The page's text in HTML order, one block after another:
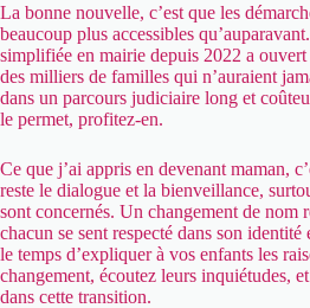
La bonne nouvelle, c’est que les
beaucoup plus accessibles
simplifiée en mairie depuis 2022 a ouvert
des milliers de familles qui n’auraient
dans un parcours judiciaire long et
le permet, profitez-en.
Ce que j’ai appris en devenant maman,
reste le dialogue et la bienveillance,
sont concernés. Un changement de nom
chacun se sent respecté dans son identité
le temps d’expliquer à vos enfants les
changement, écoutez leurs inquiétudes,
dans cette transition.